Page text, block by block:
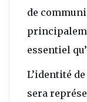
de
essentiel
L’identité
sera